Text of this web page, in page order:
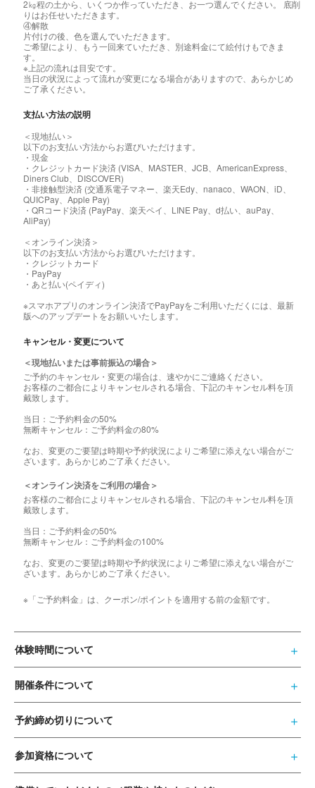
2㎏程の土から、いくつか作っていただき、お一つ選んでください。 底削
りはお任せいただきます。
④解散
片付けの後、色を選んでいただきます。
ご希望により、もう一回来ていただき、別途料金にて絵付けもできま
す。
※上記の流れは目安です。
当日の状況によって流れが変更になる場合がありますので、あらかじめ
ご了承ください。
支払い方法の説明
＜現地払い＞
以下のお支払い方法からお選びいただけます。
・現金
・クレジットカード決済 (VISA、MASTER、JCB、AmericanExpress、
Diners Club、DISCOVER)
・非接触型決済 (交通系電子マネー、楽天Edy、nanaco、WAON、iD、
QUICPay、Apple Pay)
・QRコード決済 (PayPay、楽天ペイ、LINE Pay、d払い、auPay、
AliPay)
＜オンライン決済＞
以下のお支払い方法からお選びいただけます。
・クレジットカード
・PayPay
・あと払い(ペイディ)
※スマホアプリのオンライン決済でPayPayをご利用いただくには、最新
版へのアップデートをお願いいたします。
キャンセル・変更について
＜現地払いまたは事前振込の場合＞
ご予約のキャンセル・変更の場合は、速やかにご連絡ください。
お客様のご都合によりキャンセルされる場合、下記のキャンセル料を頂
戴致します。
当日：ご予約料金の50%
無断キャンセル：ご予約料金の80%
なお、変更のご要望は時期や予約状況によりご希望に添えない場合がご
ざいます。あらかじめご了承ください。
＜オンライン決済をご利用の場合＞
お客様のご都合によりキャンセルされる場合、下記のキャンセル料を頂
戴致します。
当日：ご予約料金の50%
無断キャンセル：ご予約料金の100%
なお、変更のご要望は時期や予約状況によりご希望に添えない場合がご
ざいます。あらかじめご了承ください。
※「ご予約料金」は、クーポン/ポイントを適用する前の金額です。
体験時間について
開催条件について
予約締め切りについて
参加資格について